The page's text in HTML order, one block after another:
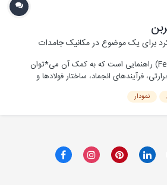
برای یک موضوع درمکانیک جامدات
نمودار تعادلی آهن-کربن (Fe-C) راهنمایی است که به کمک آن می*توان
فرآیندهای انجماد، ساختار فولادها و
از این نمودار که در متالورژی اهمیت
(سمنتیت) است. چون کاربید آهن یکنمودار